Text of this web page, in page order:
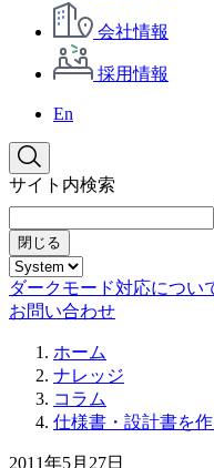
会社情報
採用情報
En
サイト内検索
閉じる
ダークモード対応につい
お問い合わせ
ホーム
ナレッジ
コラム
仕様書・設計書を
2011年5月27日